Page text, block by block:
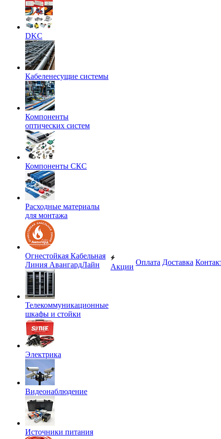
DKC
Кабеленесущие системы
Компоненты
оптических систем
Компоненты СКС
Расходные материалы
для монтажа
Огнестойкая Кабельная
Линия АвангардЛайн
Телекоммуникационные
шкафы и стойки
Электрика
Видеонаблюдение
Источники питания
Акции
Оплата Доставка